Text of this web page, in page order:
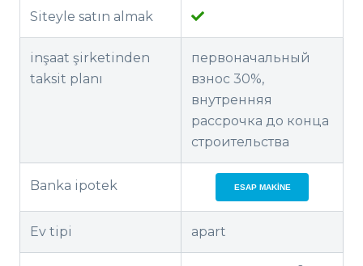
Siteyle satın almak
inşaat şirketinden
taksit planı
первоначальный
взнос 30%,
внутренняя
рассрочка до конца
строительства
Banka ipotek ESAP MAKINE
Ev tipi apart